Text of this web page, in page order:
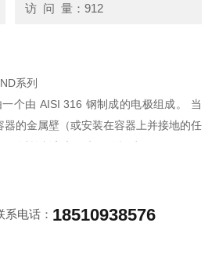
访 问 量：912
系列
个由 AISI 316 钢制成的电极组成。 当
的金属壁（或安装在容器上并接地的任
，以控制高和低水平的超过。
系电话： 18510938576